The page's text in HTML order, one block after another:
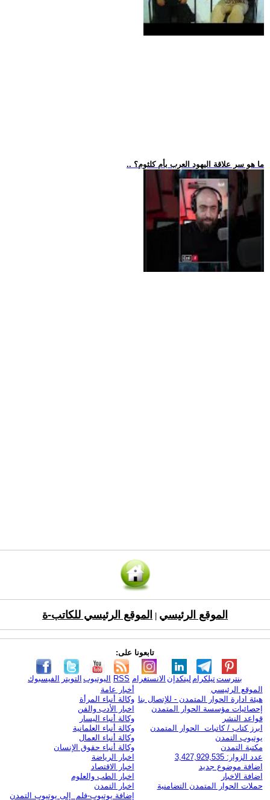
.. ما هو سر علاقة اليهود العرب بأم كلثوم؟
الموقع الرئيسي الموقع الرئيسي للكاتب-ة
تابعونا على:
الفيسبوك التويتر اليوتيوب RSS الانستغرام لينكدإن تيلكرامبنترست
الموقع الرئيسي
هيئة ادارة الحوار المتمدن - للإتصال بنا
إحصائيات مؤسسة الحوار المتمدن
قواعد النشر
ابرز كتاب / كاتبات الحوار المتمدن
يوتيوب التمدن
مكتبة التمدن
عدد الزوار: 3,427,929,535
اضافة موضوع جديد
اضافة الاخبار
حملات الحوار المتمدن التضامنية
أخبار عامة
وكالة أنباء المرأة
اخبار الأدب والفن
وكالة أنباء اليسار
وكالة أنباء العلمانية
وكالة أنباء العمال
وكالة أنباء حقوق الإنسان
اخبار الرياضة
اخبار الاقتصاد
اخبار الطب والعلوم
اخبار التمدن
إضافة يوتيوب-فلم إلى يوتيوب التمدن